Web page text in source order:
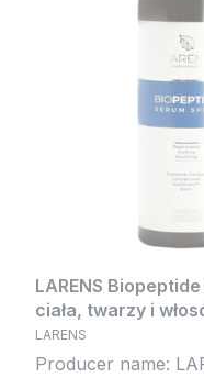
LARENS
ciała, twarzy i
LARENS
Producer name: